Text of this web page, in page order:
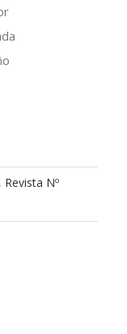
, Revista Nº